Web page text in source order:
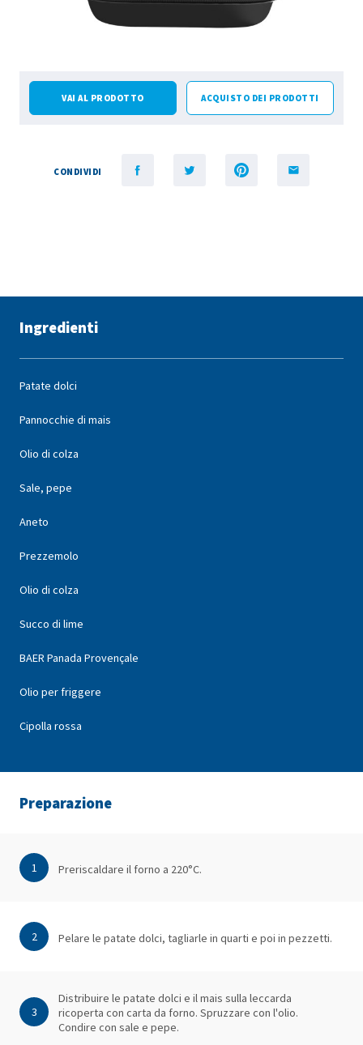
VAI AL PRODOTTO ACQUISTO DEI PRODOTTI
CONDIVIDI
Ingredienti
Patate dolci
Pannocchie di mais
Olio di colza
Sale, pepe
Aneto
Prezzemolo
Olio di colza
Succo di lime
BAER Panada Provençale
Olio per friggere
Cipolla rossa
Preparazione
1 Preriscaldare il forno a 220°C.
2 Pelare le patate dolci, tagliarle in quarti e poi in pezzetti.
3
Distribuire le patate dolci e il mais sulla leccarda
ricoperta con carta da forno. Spruzzare con l'olio.
Condire con sale e pepe.